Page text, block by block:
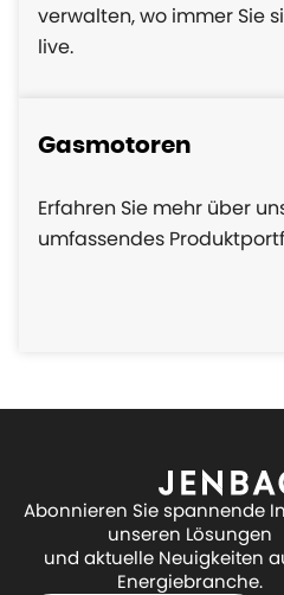
verwalten, wo immer Sie
live.
Gasmotoren
Erfahren Sie mehr über
umfassendes
Abonnieren Sie spannende
unseren Lösungen
und aktuelle Neuigkeiten
Energiebranche.